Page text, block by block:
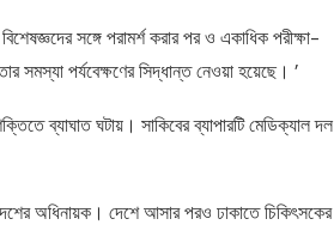
সঙ্গে পরামর্শ করার পর ও একাধিক পরীক্ষা-
সমস্যা পর্যবেক্ষণের সিদ্ধান্ত নেওয়া হয়েছে। ’
ব্যাঘাত ঘটায়। সাকিবের ব্যাপারটি মেডিক্যাল দল
অধিনায়ক। দেশে আসার পরও ঢাকাতে চিকিৎসকের